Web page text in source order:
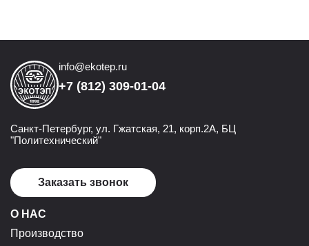
info@ekotep.ru
+7 (812) 309-01-04
Санкт-Петербург, ул. Гжатская, 21, корп.2А, БЦ
"Политехнический"
Заказать звонок
О НАС
Производство